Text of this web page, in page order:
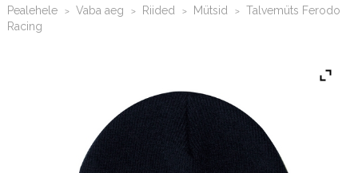
Pealehele > Vaba aeg > Riided > Mütsid >
Talvemüts Ferodo
Racing